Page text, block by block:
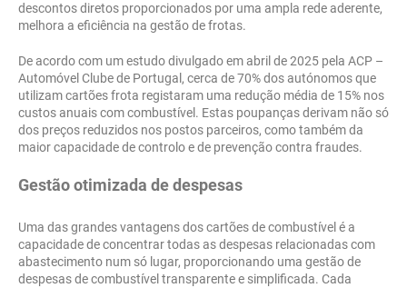
descontos diretos proporcionados por uma ampla rede aderente,
melhora a eficiência na gestão de frotas.
De acordo com um estudo divulgado em abril de 2025 pela ACP –
Automóvel Clube de Portugal, cerca de 70% dos autónomos que
utilizam cartões frota registaram uma redução média de 15% nos
custos anuais com combustível. Estas poupanças derivam não só
dos preços reduzidos nos postos parceiros, como também da
maior capacidade de controlo e de prevenção contra fraudes.
Gestão otimizada de despesas
Uma das grandes vantagens dos cartões de combustível é a
capacidade de concentrar todas as despesas relacionadas com
abastecimento num só lugar, proporcionando uma gestão de
despesas de combustível transparente e simplificada. Cada